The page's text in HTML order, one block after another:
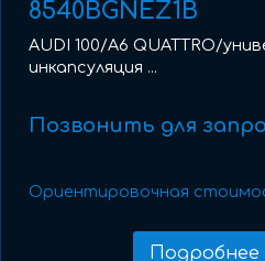
8540BGNEZ1B
AUDI 100/A6 QUATTRO/
инкапсуляция ...
Позвонить для
Ориентировочная
Подробнее